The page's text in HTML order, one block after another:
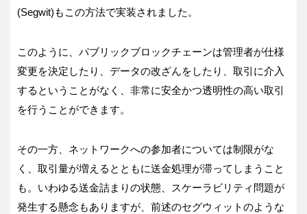
(Segwit)もこの方法で実装されました。
このように、パブリックブロックチェーンは管理者が仕様
変更を決定したり、データの改ざんをしたり、取引に介入
するということがなく、非常に安全かつ透明性の高い取引
を行うことができます。
その一方、ネットワークへの参加者については制限がな
く、取引量が増えるとともに送金処理が滞ってしまうこと
も。いわゆる送金詰まりの状態、スケーラビリティ問題が
発生する懸念もありますが、前述のセグウィットのような